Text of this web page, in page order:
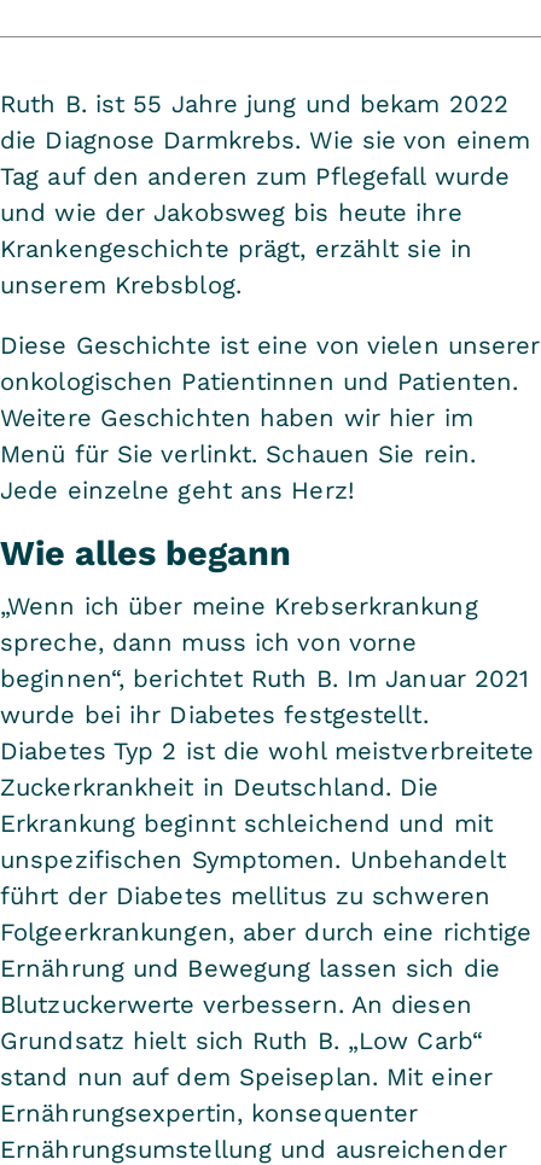
Ruth B. ist 55 Jahre jung und bekam 2022
die Diagnose Darmkrebs. Wie sie von einem
Tag auf den anderen zum Pflegefall wurde
und wie der Jakobsweg bis heute ihre
Krankengeschichte prägt, erzählt sie in
unserem Krebsblog.
Diese Geschichte ist eine von vielen unserer
onkologischen Patientinnen und Patienten.
Weitere Geschichten haben wir hier im
Menü für Sie verlinkt. Schauen Sie rein.
Jede einzelne geht ans Herz!
Wie alles begann
„Wenn ich über meine Krebserkrankung
spreche, dann muss ich von vorne
beginnen“, berichtet Ruth B. Im Januar 2021
wurde bei ihr Diabetes festgestellt.
Diabetes Typ 2 ist die wohl meistverbreitete
Zuckerkrankheit in Deutschland. Die
Erkrankung beginnt schleichend und mit
unspezifischen Symptomen. Unbehandelt
führt der Diabetes mellitus zu schweren
Folgeerkrankungen, aber durch eine richtige
Ernährung und Bewegung lassen sich die
Blutzuckerwerte verbessern. An diesen
Grundsatz hielt sich Ruth B. „Low Carb“
stand nun auf dem Speiseplan. Mit einer
Ernährungsexpertin, konsequenter
Ernährungsumstellung und ausreichender